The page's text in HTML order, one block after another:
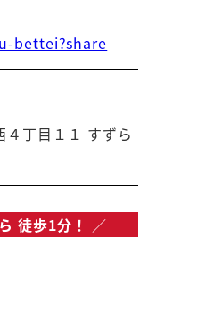
bettei?share
丁目１１ すずら
徒歩1分！ ／